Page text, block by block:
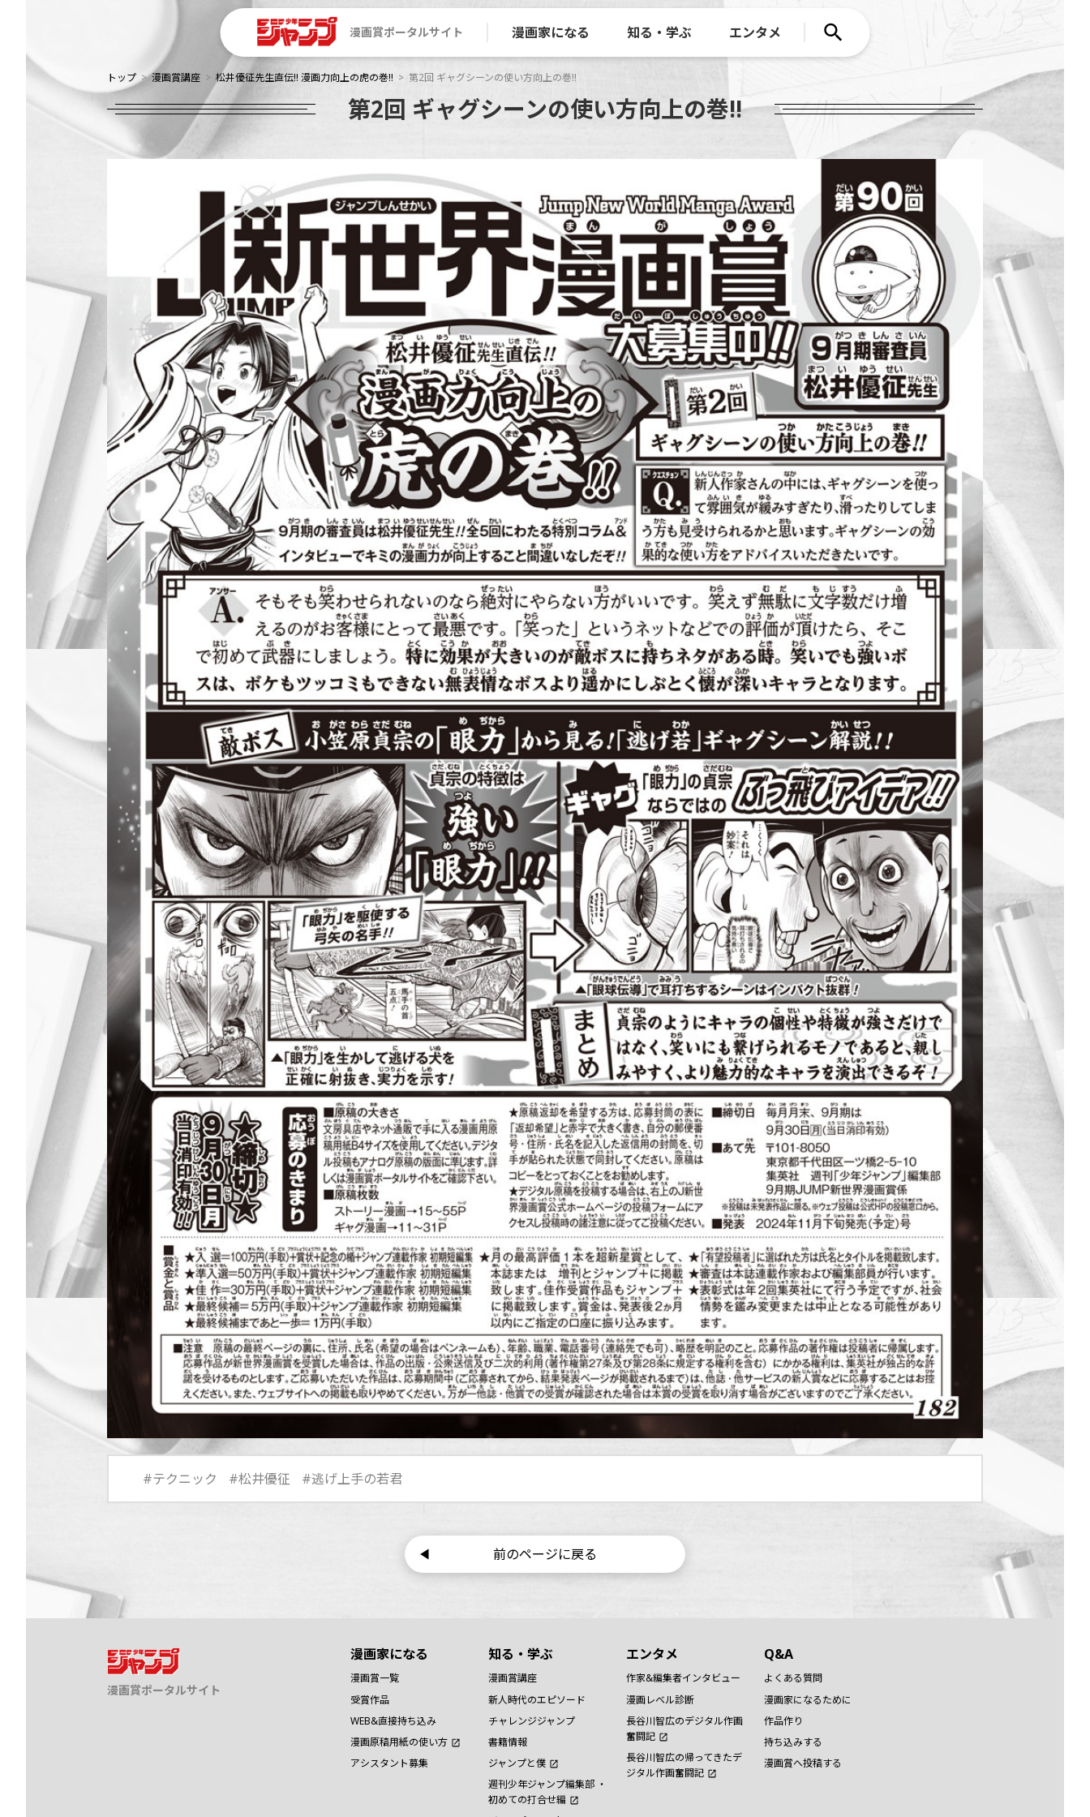
漫画賞ポータルサイト 漫画家になる 知る・学ぶ エンタメ
トップ 漫画賞講座 松井優征先生直伝!! 漫画力向上の虎の巻!! 第2回 ギャグシーンの使い方向上の巻!!
第2回 ギャグシーンの使い方向上の巻!!
#テクニック #松井優征 #逃げ上手の若君
前のページに戻る
漫画賞ポータルサイト
漫画家になる
漫画賞一覧
受賞作品
WEB&直接持ち込み
漫画原稿用紙の使い方
アシスタント募集
知る・学ぶ
漫画賞講座
新人時代のエピソード
チャレンジジャンプ
書籍情報
ジャンプと僕
週刊少年ジャンプ編集部 ・
初めての打合せ編
エンタメ
作家&編集者インタビュー
漫画レベル診断
長谷川智広のデジタル作画
奮闘記
長谷川智広の帰ってきたデ
ジタル作画奮闘記
Q&A
よくある質問
漫画家になるために
作品作り
持ち込みする
漫画賞へ投稿する